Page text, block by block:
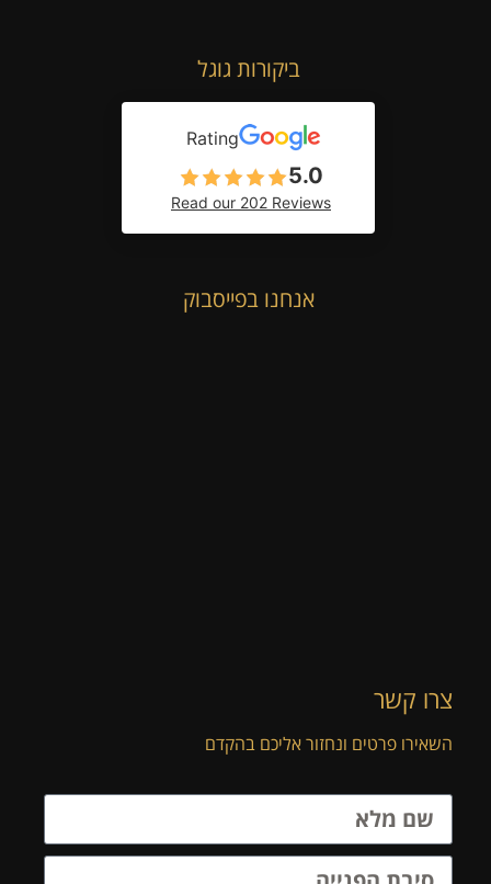
ביקורות גוגל
Rating
5.0
Read our 202 Reviews
אנחנו בפייסבוק
צרו קשר
השאירו פרטים ונחזור אליכם בהקדם